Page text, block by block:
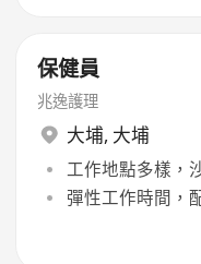
保健員
兆逸護理
大埔, 大埔
工作地點多樣，
彈性工作時間，